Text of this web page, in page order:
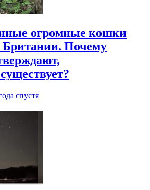
огромные кошки
Британии. Почему
спустя